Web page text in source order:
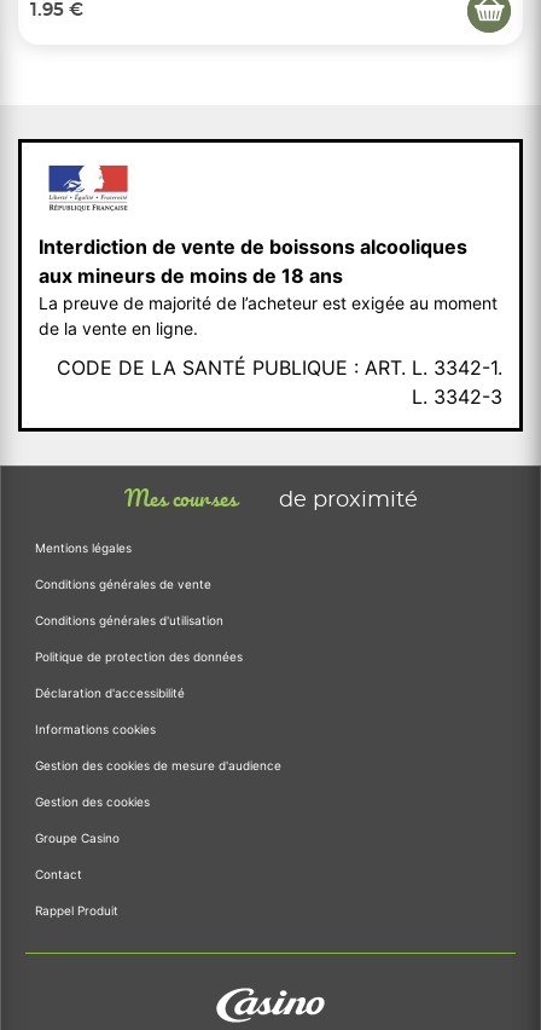
1.95 €
Interdiction de vente de boissons alcooliques
aux mineurs de moins de 18 ans
La preuve de majorité de l’acheteur est exigée au moment
de la vente en ligne.
CODE DE LA SANTÉ PUBLIQUE : ART. L. 3342-1.
L. 3342-3
Mes courses de proximité
Mentions légales
Conditions générales de vente
Conditions générales d'utilisation
Politique de protection des données
Déclaration d'accessibilité
Informations cookies
Gestion des cookies de mesure d'audience
Gestion des cookies
Groupe Casino
Contact
Rappel Produit